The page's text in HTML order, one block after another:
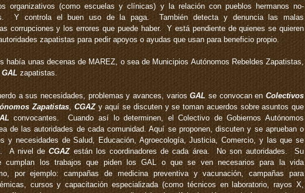
organizativos (como escuelas y clínicas) y la relación con pueblos hermanos no-
Y controla el buen uso de la paga. También detecta y denuncia las malas
corrupciones y los errores que puede haber. Y está pendiente de quienes se quieren
zapatistas para pedir apoyos o ayudas que usan para beneficio propio.
había unas decenas de MAREZ, o sea de Municipios Autónomos Rebeldes Zapatistas,
GALzapatistas.
a sus necesidades, problemas y avances, variosGAL se convocan enColectivos
Zapatistas, CGAZy aquí se discuten y se toman acuerdos sobre asuntos que
convocantes. Cuando así lo determinen, el Colectivo de Gobiernos Autónomos
de las autoridades de cada comunidad. Aquí se proponen, discuten y se aprueban o
y necesidades de Salud, Educación, Agroecología, Justicia, Comercio, y las que se
A nivel deCGAZestán los coordinadores de cada área. No son autoridades. Su
cumplan los trabajos que piden los GAL o que se ven necesarios para la vida
por ejemplo: campañas de medicina preventiva y vacunación, campañas para
cursos y capacitación especializada (como técnicos en laboratorio, rayos X,